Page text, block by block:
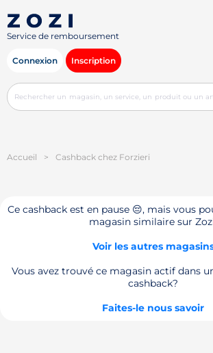
Service de remboursement
Connexion Inscription
Accueil > Cashback chez Forzieri
Ce cashback est en pause 😔, mais vous
magasin similaire sur
Voir les autres
Vous avez trouvé ce magasin actif dans
cashback?
Faites-le nous savoir